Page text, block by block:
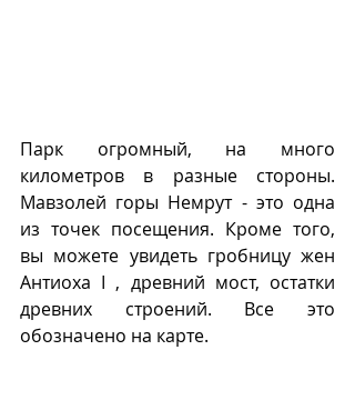
Парк огромный, на много
километров в разные стороны.
Мавзолей горы Немрут - это одна
из точек посещения. Кроме того,
вы можете увидеть гробницу жен
Антиоха I , древний мост, остатки
древних строений. Все это
обозначено на карте.